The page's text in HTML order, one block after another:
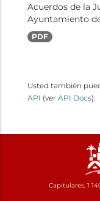
Acuerdos de la
Ayuntamiento
PDF
Usted también
API (ver API Docs).
Capitulares, 1